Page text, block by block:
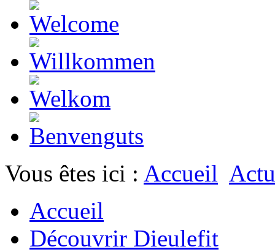
Vous êtes ici : Accueil
Accueil
Découvrir Dieulefit